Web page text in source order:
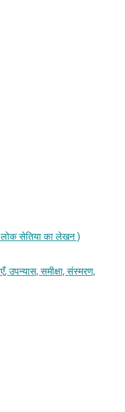
सेतिया का लेखन )
उपन्यास, समीक्षा, संस्मरण,